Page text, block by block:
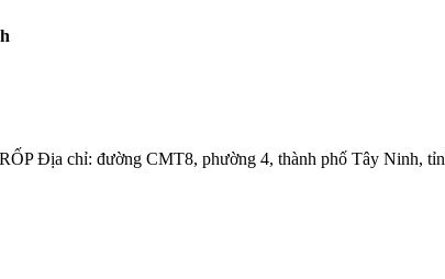
chỉ: đường CMT8, phường 4, thành phố Tây Ninh,